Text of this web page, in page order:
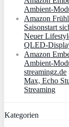
Amazon
Saisonstart
Neuer
Amazon
streamingz.de
Max, Echo
Streaming
Kategorien